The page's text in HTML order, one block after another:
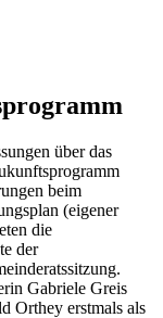
über das
beim
(eigener
die
der
Gabriele Greis
Orthey erstmals als